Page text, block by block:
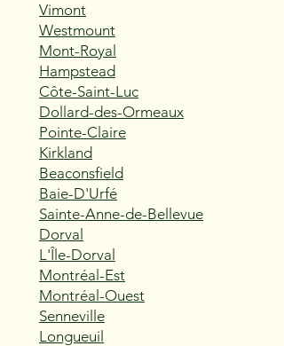
Vimont
Westmount
Mont-Royal
Hampstead
Côte-Saint-Luc
Dollard-des-Ormeaux
Pointe-Claire
Kirkland
Beaconsfield
Baie-D'Urfé
Sainte-Anne-de-Bellevue
Dorval
L'Île-Dorval
Montréal-Est
Montréal-Ouest
Senneville
Longueuil